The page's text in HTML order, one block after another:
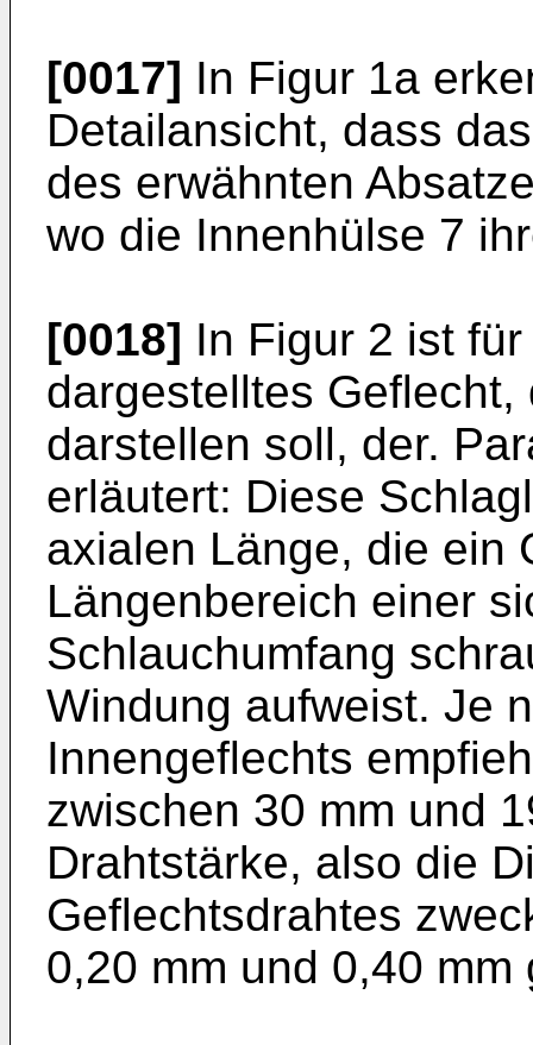
[0017] In Figur 1a
Detailansicht, dass
des erwähnten
wo die Innenhülse 7
[0018] In Figur 2 ist
dargestelltes
darstellen soll, der.
erläutert: Diese
axialen Länge, die ein
Längenbereich einer
Schlauchumfang
Windung aufweist. Je
Innengeflechts
zwischen 30 mm und
Drahtstärke, also die
Geflechtsdrahtes
0,20 mm und 0,40 mm